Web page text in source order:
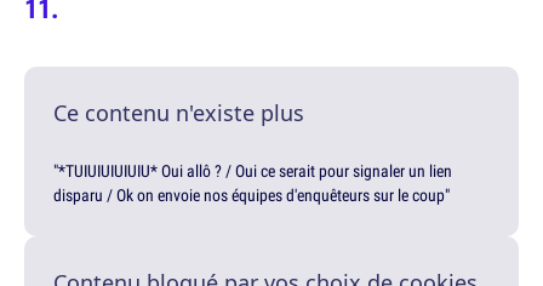
Ce contenu n'existe plus
"*TUIUIUIUIUIU* Oui allô ? / Oui ce serait pour signaler un lien
disparu / Ok on envoie nos équipes d'enquêteurs sur le coup"